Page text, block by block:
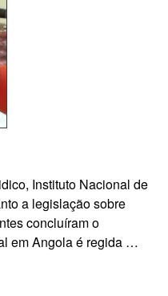
Instituto Nacional de
a legislação sobre
concluíram o
em Angola é regida …